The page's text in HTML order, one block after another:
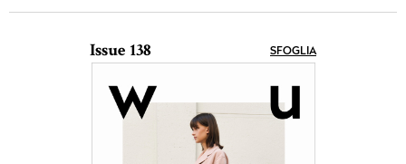
Issue 138 SFOGLIA